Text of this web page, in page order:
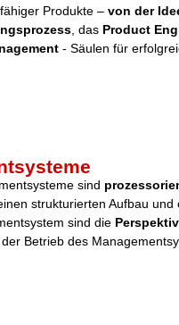
Produkte – von der
, das Product
- Säulen für
sind
strukturierten Aufbau
sind die
Betrieb des